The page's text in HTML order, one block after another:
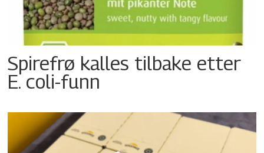
Spirefrø kalles tilbake etter
E. coli-funn